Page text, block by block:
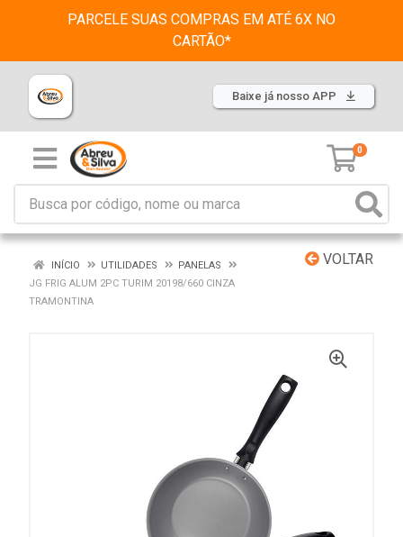
PARCELE SUAS COMPRAS EM ATÉ 6X NO
CARTÃO*
Baixe já nosso APP
0
VOLTAR
INÍCIO UTILIDADES
PANELAS
JG FRIG ALUM 2PC TURIM 20198/660 CINZA
TRAMONTINA